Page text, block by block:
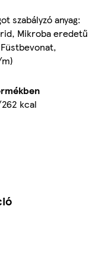
szabályzó anyag:
Mikroba eredetű
kcal